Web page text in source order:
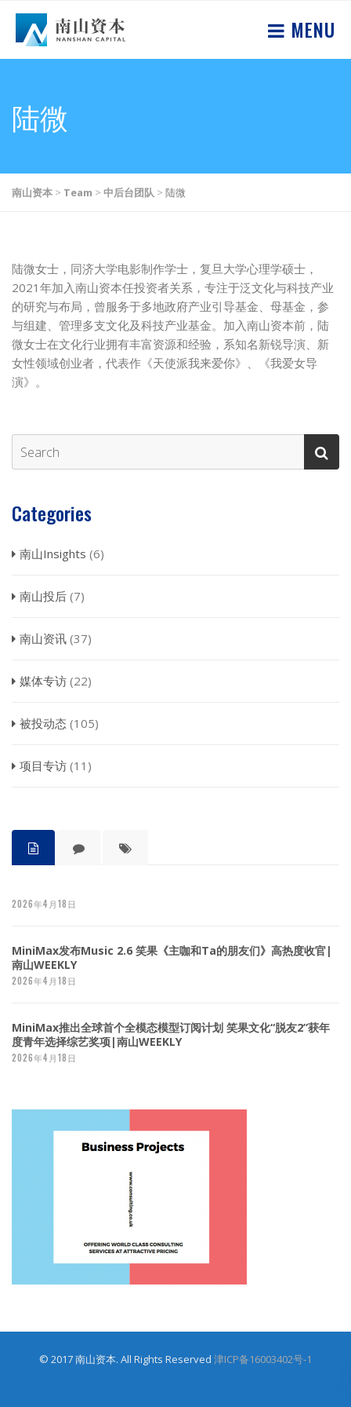
MENU
陆微
南山资本 > Team > 中后台团队 > 陆微
陆微女士，同济大学电影制作学士，复旦大学心理学硕士，
2021年加入南山资本任投资者关系，专注于泛文化与科技产业
的研究与布局，曾服务于多地政府产业引导基金、母基金，参
与组建、管理多支文化及科技产业基金。加入南山资本前，陆
微女士在文化行业拥有丰富资源和经验，系知名新锐导演、新
女性领域创业者，代表作《天使派我来爱你》、《我爱女导
演》。
Categories
南山Insights (6)
南山投后 (7)
南山资讯 (37)
媒体专访 (22)
被投动态 (105)
项目专访 (11)
2026年4月18日
MiniMax发布Music 2.6 笑果《主咖和Ta的朋友们》高热度收官|
南山WEEKLY
2026年4月18日
MiniMax推出全球首个全模态模型订阅计划 笑果文化“脱友2”获年
度青年选择综艺奖项|南山WEEKLY
2026年4月18日
© 2017 南山资本. All Rights Reserved 津ICP备16003402号-1